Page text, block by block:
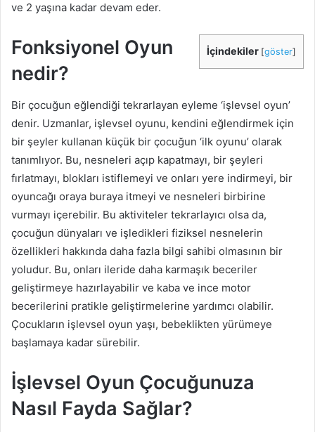
ve 2 yaşına kadar devam eder.
İçindekiler [göster]
Fonksiyonel Oyun
nedir?
Bir çocuğun eğlendiği tekrarlayan eyleme ‘işlevsel oyun’
denir. Uzmanlar, işlevsel oyunu, kendini eğlendirmek için
bir şeyler kullanan küçük bir çocuğun ‘ilk oyunu’ olarak
tanımlıyor. Bu, nesneleri açıp kapatmayı, bir şeyleri
fırlatmayı, blokları istiflemeyi ve onları yere indirmeyi, bir
oyuncağı oraya buraya itmeyi ve nesneleri birbirine
vurmayı içerebilir. Bu aktiviteler tekrarlayıcı olsa da,
çocuğun dünyaları ve işledikleri fiziksel nesnelerin
özellikleri hakkında daha fazla bilgi sahibi olmasının bir
yoludur. Bu, onları ileride daha karmaşık beceriler
geliştirmeye hazırlayabilir ve kaba ve ince motor
becerilerini pratikle geliştirmelerine yardımcı olabilir.
Çocukların işlevsel oyun yaşı, bebeklikten yürümeye
başlamaya kadar sürebilir.
İşlevsel Oyun Çocuğunuza
Nasıl Fayda Sağlar?